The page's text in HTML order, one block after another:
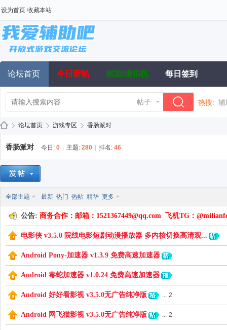
设为首页 收藏本站
论坛首页 今日新帖 框架/虚拟机 每日签到
帖子 热搜: 辅
我 »
论坛首页 游戏专区 香肠派对
香肠派对 今日: 0 主题: 280 排名: 46
全部主题 最新 热门 热帖 精华 更多
公告: 商务合作：邮箱：1521367449@qq.com 飞机TG：
电影侠 v3.5.0 院线电影短剧动漫播放器 多内核切换高清观...
Android Pony-加速器 v1.3.9 免费高速加速器
Android 毒蛇加速器 v1.0.24 免费高速加速器
Android 好好看影视 v3.5.0无广告纯净版 ... 2
Android 网飞猫影视 v3.5.0无广告纯净版 ... 2